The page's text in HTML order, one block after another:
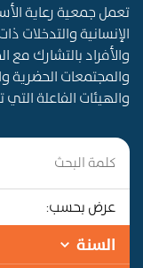
الإنسانية والتدخلات
والأفراد بالتشارك مع
والمجتمعات الحضرية
والهيئات الفاعلة
عرض بحسب:
السنة